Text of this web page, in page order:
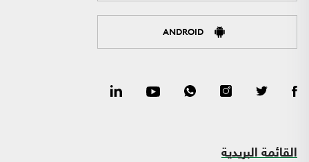
ANDROID
القائمة البريدية